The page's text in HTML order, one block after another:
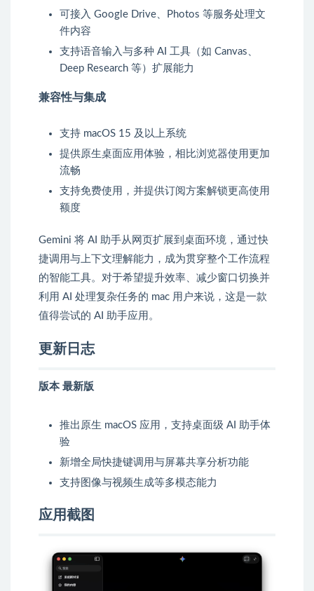
可接入 Google Drive、Photos 等服务处理文
件内容
支持语音输入与多种 AI 工具（如 Canvas、
Deep Research 等）扩展能力
兼容性与集成
支持 macOS 15 及以上系统
提供原生桌面应用体验，相比浏览器使用更加
流畅
支持免费使用，并提供订阅方案解锁更高使用
额度
Gemini 将 AI 助手从网页扩展到桌面环境，通过快
捷调用与上下文理解能力，成为贯穿整个工作流程
的智能工具。对于希望提升效率、减少窗口切换并
利用 AI 处理复杂任务的 mac 用户来说，这是一款
值得尝试的 AI 助手应用。
更新日志
版本 最新版
推出原生 macOS 应用，支持桌面级 AI 助手体
验
新增全局快捷键调用与屏幕共享分析功能
支持图像与视频生成等多模态能力
应用截图